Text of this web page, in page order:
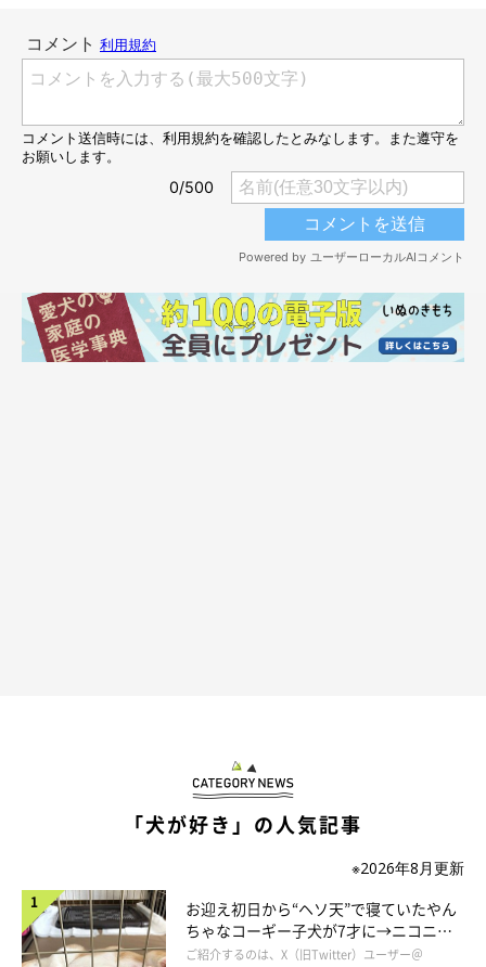
「犬が好き」の人気記事
※2026年8月更新
お迎え初日から“ヘソ天”で寝ていたやん
ちゃなコーギー子犬が7才に→ニコニ
コ“コーギースマイル”が魅力のコに成
ご紹介するのは、X（旧Twitter）ユーザー＠